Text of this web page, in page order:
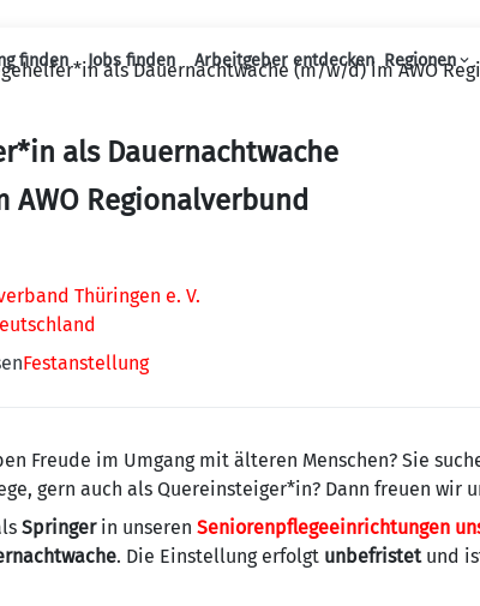
Haupt-Navigation
finden Jobs finden Arbeitgeber entdecken Regionen
als Dauernachtwache (m/w/d) im AWO
als Dauernachtwache
Regionalverbund
Thüringen e. V.
Festanstellung
Freude im Umgang mit älteren Menschen? Sie
gern auch als Quereinsteiger*in? Dann freuen wir
Springerin unseren Seniorenpflegeeinrichtungen
. Die Einstellung erfolgt unbefristetund